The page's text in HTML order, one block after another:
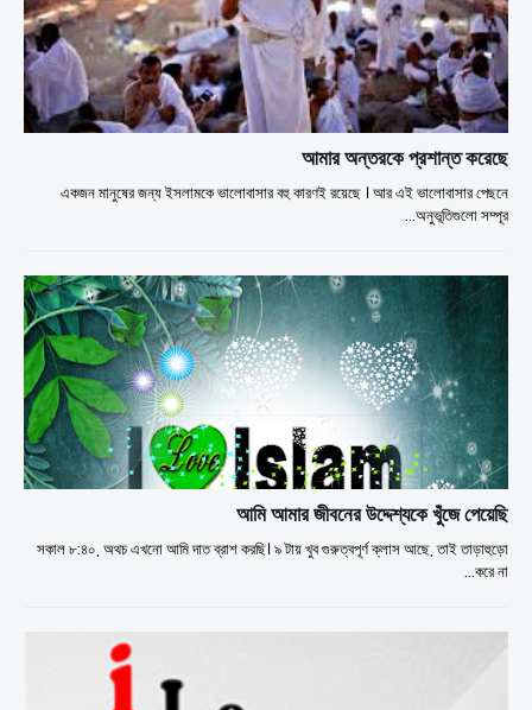
আমার অন্তরকে প্রশান্ত করেছে
একজন মানুষের জন্য ইসলামকে ভালোবাসার বহু কারণই রয়েছে । আর এই ভালোবাসার পেছনে
অনুভূতিগুলো সম্পূর্…
আমি আমার জীবনের উদ্দেশ্যকে খুঁজে পেয়েছি
সকাল ৮:৪০, অথচ এখনো আমি দাত ব্রাশ করছি। ৯ টায় খুব গুরুত্বপূর্ণ ক্লাস আছে, তাই তাড়াহুড়ো
করে না…